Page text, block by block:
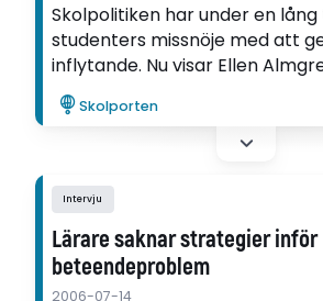
Skolpolitiken har under en
studenters missnöje med att
inflytande. Nu visar Ellen
den form av skoldemokrati
av politikerna ger negativa
elevernas demokrati- och
Skolporten
Intervju
Lärare saknar strategier inför
beteendeproblem
2006-07-14